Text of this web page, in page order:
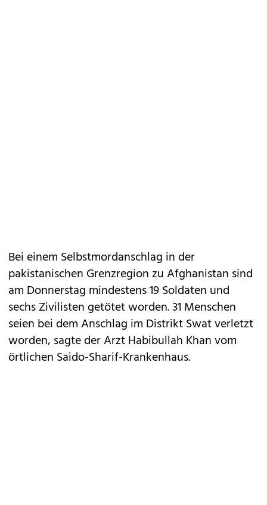
Bei einem Selbstmordanschlag in der
pakistanischen Grenzregion zu Afghanistan sind
am Donnerstag mindestens 19 Soldaten und
sechs Zivilisten getötet worden. 31 Menschen
seien bei dem Anschlag im Distrikt Swat verletzt
worden, sagte der Arzt Habibullah Khan vom
örtlichen Saido-Sharif-Krankenhaus.